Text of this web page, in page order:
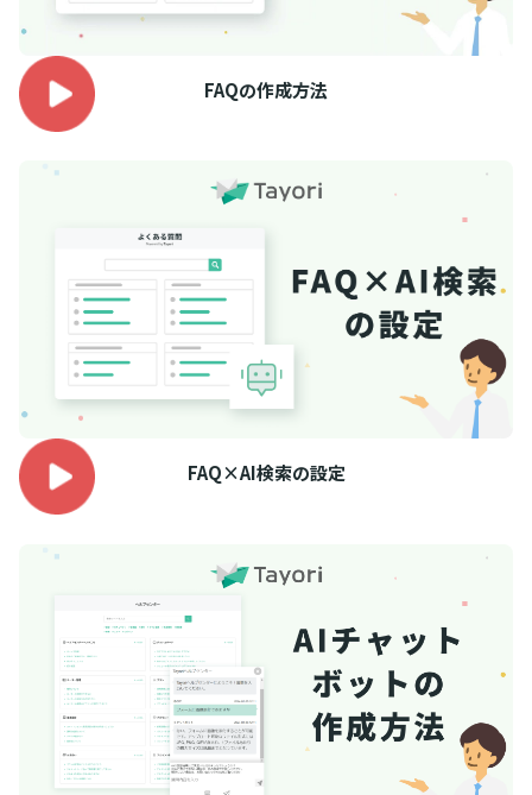
FAQの作成方法
FAQ×AI検索の設定